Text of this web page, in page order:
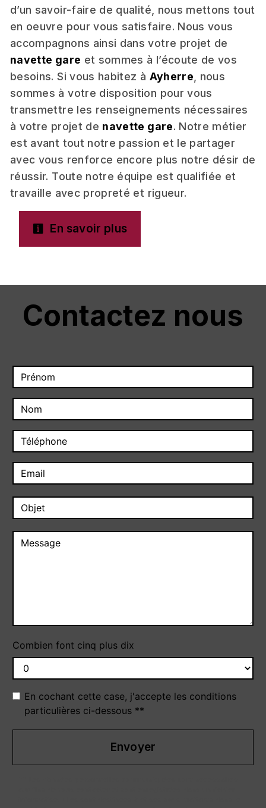
d’un savoir-faire de qualité, nous mettons tout
en oeuvre pour vous satisfaire. Nous vous
accompagnons ainsi dans votre projet de
navette gare et sommes à l’écoute de vos
besoins. Si vous habitez à Ayherre , nous
sommes à votre disposition pour vous
transmettre les renseignements nécessaires
à votre projet de navette gare. Notre métier
est avant tout notre passion et le partager
avec vous renforce encore plus notre désir de
réussir. Toute notre équipe est qualifiée et
travaille avec propreté et rigueur.
En savoir plus
Contactez nous
Combien font cinq plus dix
En cochant cette case, j'accepte les conditions
particulières ci-dessous **
Envoyer